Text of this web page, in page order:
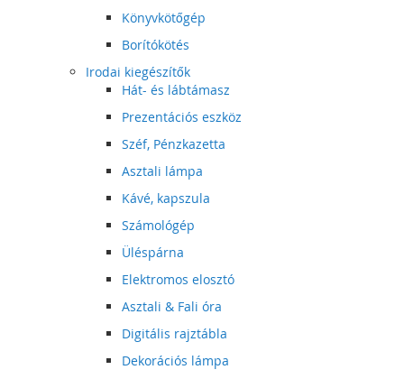
Könyvkötőgép
Borítókötés
Irodai kiegészítők
Hát- és lábtámasz
Prezentációs eszköz
Széf, Pénzkazetta
Asztali lámpa
Kávé, kapszula
Számológép
Üléspárna
Elektromos elosztó
Asztali & Fali óra
Digitális rajztábla
Dekorációs lámpa